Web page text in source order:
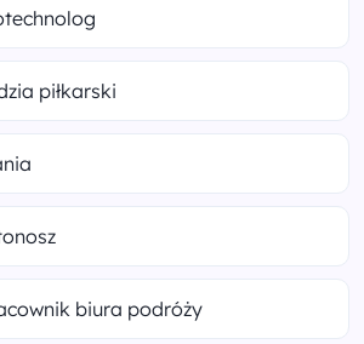
piłkarski
biura podróży